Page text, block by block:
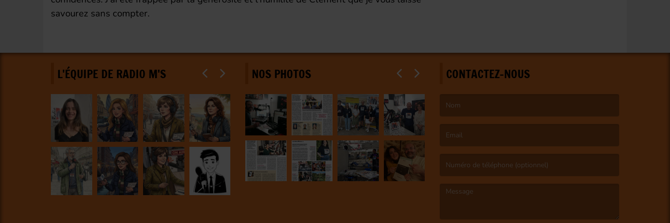
savourez sans compter.
L'ÉQUIPE DE RADIO M'S NOS PHOTOS CONTACTEZ-NOUS